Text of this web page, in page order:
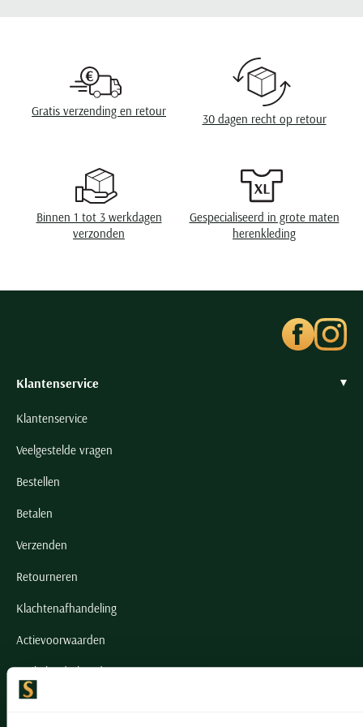
Superdry
Tenson
Tramarossa
UBR
Vanguard
William Lockie
cutaway boord
Borstzak geen borstzak
Gratis verzending en retour
30 dagen recht op retour
Binnen 1 tot 3 werkdagen
verzonden
Gespecialiseerd in grote maten
herenkleding
Klantenservice
Klantenservice
Veelgestelde vragen
Bestellen
Betalen
Verzenden
Retourneren
Klachtenafhandeling
Actievoorwaarden
Artikelonderhoud